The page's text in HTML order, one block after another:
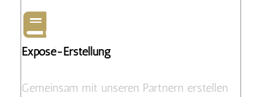
Exposé-Erstellung
Gemeinsam mit unseren Partnern erstellen